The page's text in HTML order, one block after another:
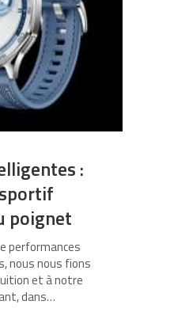
:
poignet
performances
nous nous fions
et à notre
dans…